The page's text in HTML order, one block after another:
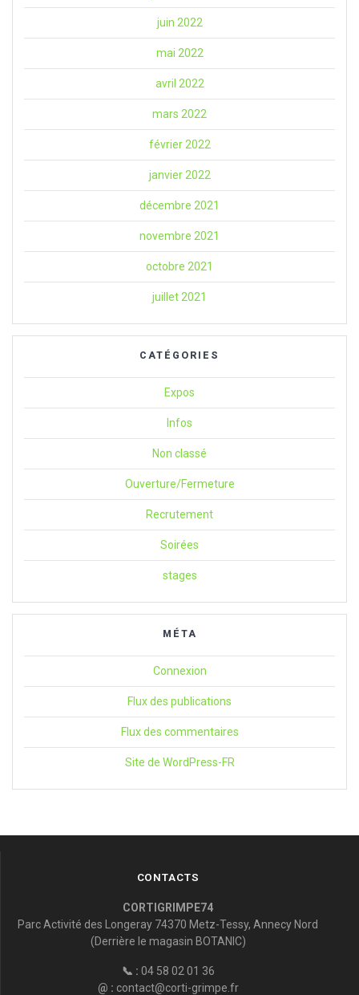
juin 2022
mai 2022
avril 2022
mars 2022
février 2022
janvier 2022
décembre 2021
novembre 2021
octobre 2021
juillet 2021
CATÉGORIES
Expos
Infos
Non classé
Ouverture/Fermeture
Recrutement
Soirées
stages
MÉTA
Connexion
Flux des publications
Flux des commentaires
Site de WordPress-FR
CONTACTS
CORTIGRIMPE74
Parc Activité des Longeray 74370 Metz-Tessy, Annecy Nord
(Derrière le magasin BOTANIC)
📞 : 04 58 02 01 36
@ : contact@corti-grimpe.fr